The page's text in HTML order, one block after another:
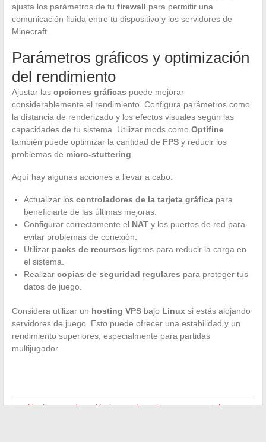
ajusta los parámetros de tu firewall para permitir una
comunicación fluida entre tu dispositivo y los servidores de
Minecraft.
Parámetros gráficos y optimización
del rendimiento
Ajustar las opciones gráficas puede mejorar
considerablemente el rendimiento. Configura parámetros como
la distancia de renderizado y los efectos visuales según las
capacidades de tu sistema. Utilizar mods como Optifine
también puede optimizar la cantidad de FPSy reducir los
problemas de micro-stuttering.
Aquí hay algunas acciones a llevar a cabo:
Actualizar los controladores de la tarjeta gráficapara
beneficiarte de las últimas mejoras.
Configurar correctamente el NATy los puertos de red para
evitar problemas de conexión.
Utilizar packs de recursos ligeros para reducir la carga en
el sistema.
Realizar copias de seguridad regulares para proteger tus
datos de juego.
Considera utilizar un hosting VPSbajo Linuxsi estás alojando
servidores de juego. Esto puede ofrecer una estabilidad y un
rendimiento superiores, especialmente para partidas
multijugador.
Hacia una educación innovadora: los nuevos portales